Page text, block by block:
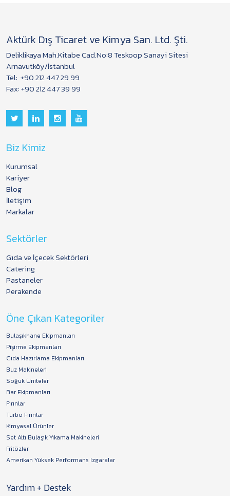
Aktürk Dış Ticaret ve Kimya San. Ltd. Şti.
Deliklikaya Mah.Kitabe Cad.No:8 Teskoop Sanayi Sitesi
Arnavutköy/İstanbul
Tel: +90 212 447 29 99
Fax: +90 212 447 39 99
Biz Kimiz
Kurumsal
Kariyer
Blog
İletişim
Markalar
Sektörler
Gıda ve İçecek Sektörleri
Catering
Pastaneler
Perakende
Öne Çıkan Kategoriler
Bulaşıkhane Ekipmanları
Pişirme Ekipmanları
Gıda Hazırlama Ekipmanları
Buz Makineleri
Soğuk Üniteler
Bar Ekipmanları
Fırınlar
Turbo Fırınlar
Kimyasal Ürünler
Set Altı Bulaşık Yıkama Makineleri
Fritözler
Amerikan Yüksek Performans Izgaralar
Yardım + Destek